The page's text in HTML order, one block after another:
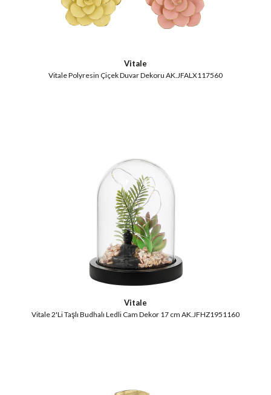
Vitale
Vitale Polyresin Çiçek Duvar Dekoru AK.JFALX117560
Vitale
Vitale 2'Li Taşlı Budhalı Ledli Cam Dekor 17 cm AK.JFHZ1951160